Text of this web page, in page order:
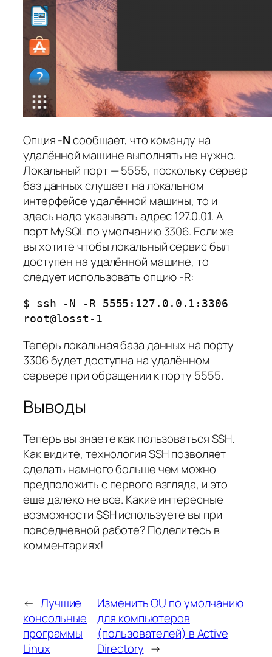
Опция-Nсообщает, что команду на
удалённой машине выполнять не нужно.
Локальный порт — 5555, поскольку сервер
баз данных слушает на локальном
интерфейсе удалённой машины, то и
здесь надо указывать адрес 127.0.0.1. А
порт MySQL по умолчанию 3306. Если же
вы хотите чтобы локальный сервис был
доступен на удалённой машине, то
следует использовать опцию -R:
$ ssh -N -R 5555:127.0.0.1:3306
root@losst-1
Теперь локальная база данных на порту
3306 будет доступна на удалённом
сервере при обращении к порту 5555.
Выводы
Теперь вы знаете как пользоваться SSH.
Как видите, технология SSH позволяет
сделать намного больше чем можно
предположить с первого взгляда, и это
еще далеко не все. Какие интересные
возможности SSH используете вы при
повседневной работе? Поделитесь в
комментариях!
← Лучшие
консольные
программы
Linux
Изменить OU по умолчанию
для компьютеров
(пользователей) в Active
Directory →